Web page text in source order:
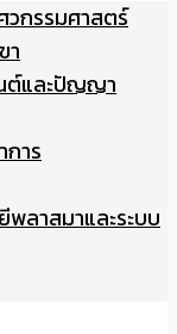
วกรรมศาสตร์
า
ต์และปัญญา
าร
พลาสมาและระบบ